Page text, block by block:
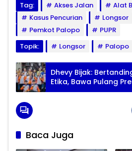
Tag: Akses Jalan
Alat
Kasus Pencurian
Longsor
Pemkot Palopo
PUPR
Topik:
Longsor Palopo
Dhevy Bijak:
Etika, Bawa Pulang
Luwu
Baca Juga